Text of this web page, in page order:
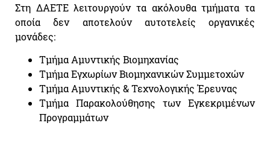
Στη ΔΑΕΤΕ λειτουργούν τα ακόλουθα τμήματα τα
οποία δεν αποτελούν αυτοτελείς οργανικές
μονάδες:
Τμήμα Αμυντικής Βιομηχανίας
Τμήμα Εγχωρίων Βιομηχανικών Συμμετοχών
Τμήμα Αμυντικής & Τεχνολογικής Έρευνας
Τμήμα Παρακολούθησης των Εγκεκριμένων
Προγραμμάτων